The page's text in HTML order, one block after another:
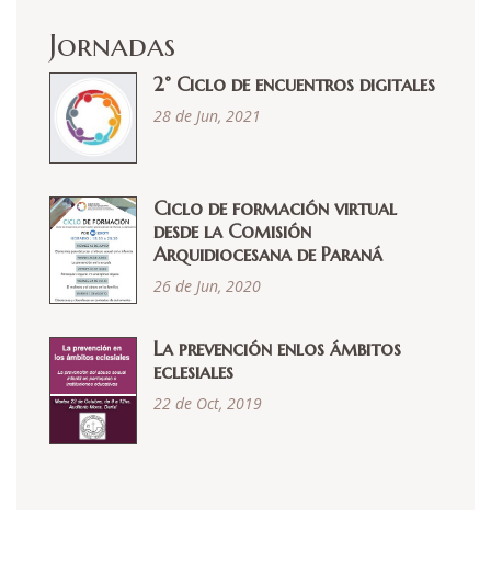
Jornadas
2° Ciclo de encuentros digitales
28 de Jun, 2021
Ciclo de formación virtual
desde la Comisión
Arquidiocesana de Paraná
26 de Jun, 2020
La prevención enlos ámbitos
eclesiales
22 de Oct, 2019